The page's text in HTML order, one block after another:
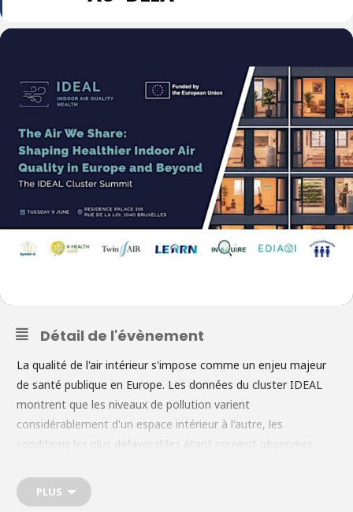
Détail de l'évènement
La qualité de l'air intérieur s'impose comme un enjeu majeur
de santé publique en Europe. Les données du cluster IDEAL
montrent que les niveaux de pollution varient
considérablement d'un espace intérieur à l'autre, les
conditions les plus défavorables étant souvent observées
environnements fréquentés par les populations vulnérables.
De plus en plus d'études établissent un lien entre les polluants
PLUS